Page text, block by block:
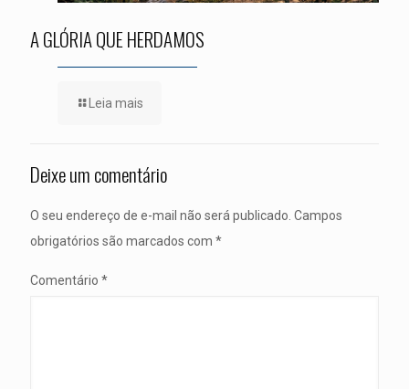
A GLÓRIA QUE HERDAMOS
Leia mais
Deixe um comentário
O seu endereço de e-mail não será publicado. Campos
obrigatórios são marcados com *
Comentário *